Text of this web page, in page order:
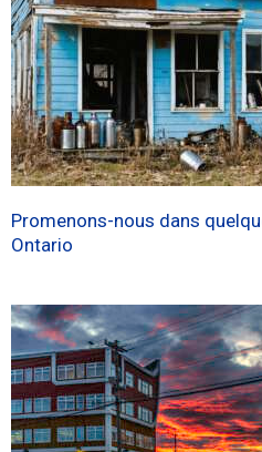
Promenons-nous dans
Ontario